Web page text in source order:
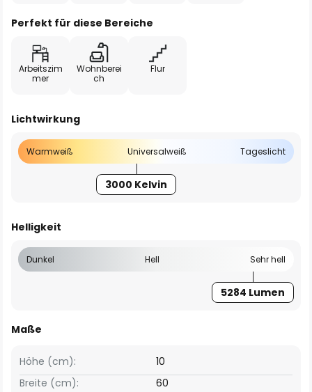
Perfekt für diese Bereiche
Arbeitszim
mer
Wohnberei
ch
Flur
Lichtwirkung
Warmweiß Universalweiß Tageslicht
3000 Kelvin
Helligkeit
Dunkel Hell Sehr hell
5284 Lumen
Maße
Breite (cm): 60
Höhe (cm): 10